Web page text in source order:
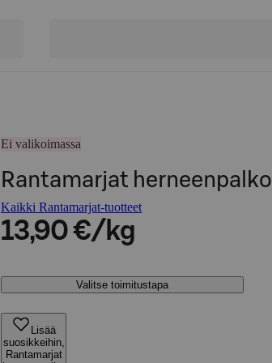
Ei valikoimassa
Rantamarjat herneenpalko
Kaikki Rantamarjat-tuotteet
13,90 €/kg
Valitse toimitustapa
Lisää
suosikkeihin,
Rantamarjat